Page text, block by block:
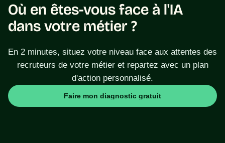
Où en êtes-vous face à l'IA
dans votre métier ?
En 2 minutes, situez votre niveau face aux attentes des
recruteurs de votre métier et repartez avec un plan
d'action personnalisé.
Faire mon diagnostic gratuit